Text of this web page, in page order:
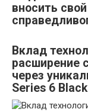
вносить
Вклад
расширение
через
Series 6